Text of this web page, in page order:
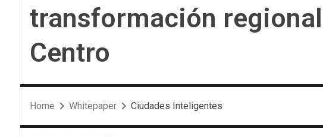
transformación
Centro
Home Whitepaper Ciudades Inteligentes